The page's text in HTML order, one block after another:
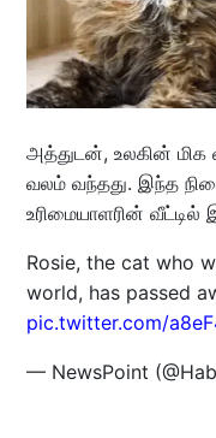
அத்துடன், உலகின்
வலம் வந்தது. இந்த
உரிமையாளரின் வீட்டில்
Rosie, the cat who
world, has passed
pic.twitter.com/
— NewsPoint